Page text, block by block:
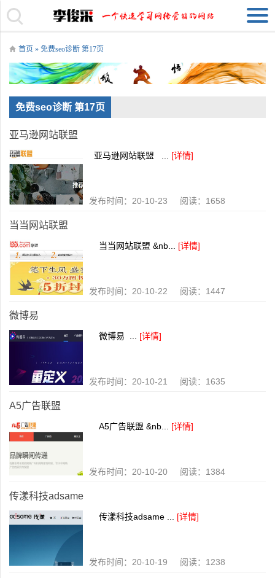
首页 » 免费seo诊断 第17页
免费seo诊断 第17页
亚马逊网站联盟
亚马逊网站联盟 ... [详情]
发布时间：20-10-23 阅读：1658
当当网站联盟
当当网站联盟 &nb... [详情]
发布时间：20-10-22 阅读：1447
微博易
微博易 ... [详情]
发布时间：20-10-21 阅读：1635
A5广告联盟
A5广告联盟 &nb... [详情]
发布时间：20-10-20 阅读：1384
传漾科技adsame
传漾科技adsame ... [详情]
发布时间：20-10-19 阅读：1238